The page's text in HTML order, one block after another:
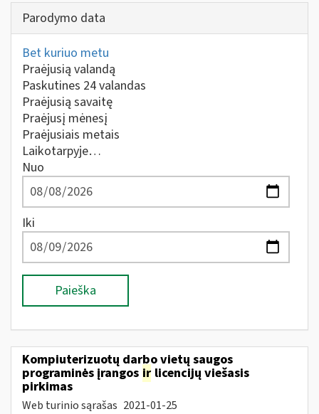
Parodymo data
Bet kuriuo metu
Praėjusią valandą
Paskutines 24 valandas
Praėjusią savaitę
Praėjusį mėnesį
Praėjusiais metais
Laikotarpyje…
Nuo
Iki
Paieška
Kompiuterizuotų darbo vietų saugos
programinės įrangos ir licencijų viešasis
pirkimas
Web turinio sąrašas 2021-01-25